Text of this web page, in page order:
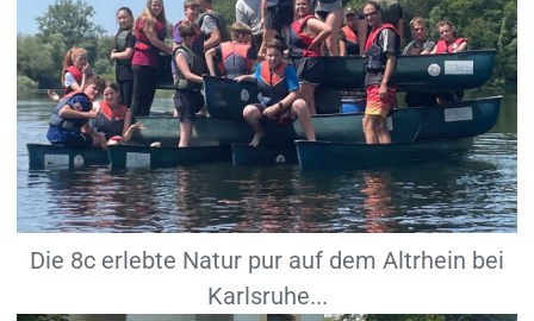
Die 8c erlebte Natur pur auf dem Altrhein bei
Karlsruhe...